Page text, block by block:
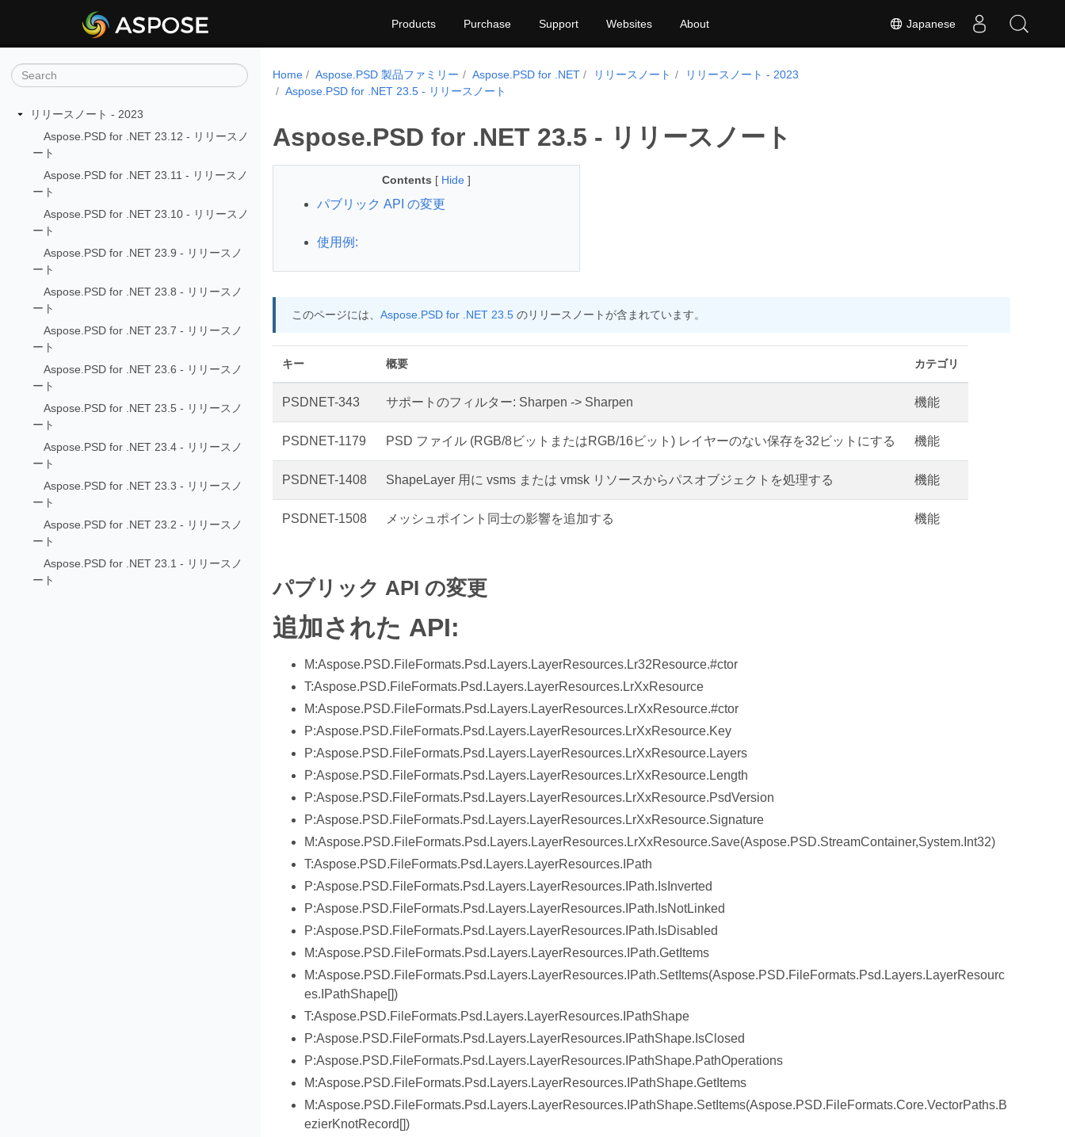
Japanese
Products Purchase Support Websites About
リリースノート - 2023
Aspose.PSD for .NET 23.12 - リリースノ
ート
Aspose.PSD for .NET 23.11 - リリースノ
ート
Aspose.PSD for .NET 23.10 - リリースノ
ート
Aspose.PSD for .NET 23.9 - リリースノ
ート
Aspose.PSD for .NET 23.8 - リリースノ
ート
Aspose.PSD for .NET 23.7 - リリースノ
ート
Aspose.PSD for .NET 23.6 - リリースノ
ート
Aspose.PSD for .NET 23.5 - リリースノ
ート
Aspose.PSD for .NET 23.4 - リリースノ
ート
Aspose.PSD for .NET 23.3 - リリースノ
ート
Aspose.PSD for .NET 23.2 - リリースノ
ート
Aspose.PSD for .NET 23.1 - リリースノ
ート
Home Aspose.PSD 製品ファミリー Aspose.PSD for .NET リリースノート
リリースノート - 2023
Aspose.PSD for .NET 23.5 - リリースノート
Aspose.PSD for .NET 23.5 - リリースノート
Contents [ Hide ]
パブリック API の変更
使用例:
このページには、 Aspose.PSD for .NET 23.5のリリースノートが含まれています。
キー 概要 カテゴリ
PSDNET-343 サポートのフィルター: Sharpen -> Sharpen 機能
PSDNET-1179 PSD ファイル (RGB/8ビットまたはRGB/16ビット) レイヤーのない保存を32ビットにする 機能
PSDNET-1408 ShapeLayer 用に vsms または vmsk リソースからパスオブジェクトを処理する 機能
PSDNET-1508 メッシュポイント同士の影響を追加する 機能
パブリック API の変更
追加された API:
M:Aspose.PSD.FileFormats.Psd.Layers.LayerResources.Lr32Resource.#ctor
T:Aspose.PSD.FileFormats.Psd.Layers.LayerResources.LrXxResource
M:Aspose.PSD.FileFormats.Psd.Layers.LayerResources.LrXxResource.#ctor
P:Aspose.PSD.FileFormats.Psd.Layers.LayerResources.LrXxResource.Key
P:Aspose.PSD.FileFormats.Psd.Layers.LayerResources.LrXxResource.Layers
P:Aspose.PSD.FileFormats.Psd.Layers.LayerResources.LrXxResource.Length
P:Aspose.PSD.FileFormats.Psd.Layers.LayerResources.LrXxResource.PsdVersion
P:Aspose.PSD.FileFormats.Psd.Layers.LayerResources.LrXxResource.Signature
M:Aspose.PSD.FileFormats.Psd.Layers.LayerResources.LrXxResource.Save(Aspose.PSD.StreamContainer,System.Int32)
T:Aspose.PSD.FileFormats.Psd.Layers.LayerResources.IPath
P:Aspose.PSD.FileFormats.Psd.Layers.LayerResources.IPath.IsInverted
P:Aspose.PSD.FileFormats.Psd.Layers.LayerResources.IPath.IsNotLinked
P:Aspose.PSD.FileFormats.Psd.Layers.LayerResources.IPath.IsDisabled
M:Aspose.PSD.FileFormats.Psd.Layers.LayerResources.IPath.GetItems
M:Aspose.PSD.FileFormats.Psd.Layers.LayerResources.IPath.SetItems(Aspose.PSD.FileFormats.Psd.Layers.LayerResourc
es.IPathShape[])
T:Aspose.PSD.FileFormats.Psd.Layers.LayerResources.IPathShape
P:Aspose.PSD.FileFormats.Psd.Layers.LayerResources.IPathShape.IsClosed
P:Aspose.PSD.FileFormats.Psd.Layers.LayerResources.IPathShape.PathOperations
M:Aspose.PSD.FileFormats.Psd.Layers.LayerResources.IPathShape.GetItems
M:Aspose.PSD.FileFormats.Psd.Layers.LayerResources.IPathShape.SetItems(Aspose.PSD.FileFormats.Core.VectorPaths.B
ezierKnotRecord[])